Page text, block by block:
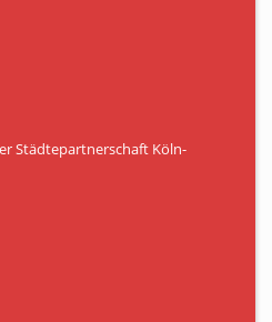
Städtepartnerschaft Köln-